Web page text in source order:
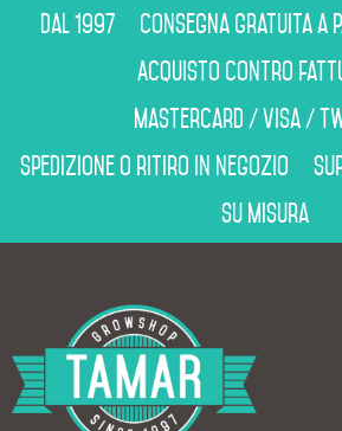
Dal 1997
Consegna gratuita a
Acquisto contro
Mastercard / Visa /
Spedizione o ritiro in negozio
Su misura